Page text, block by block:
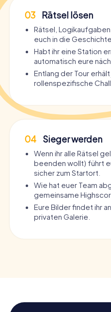
03 Rätsel lösen
Rätsel,
euch in die
Habt ihr eine Station
automatisch eure
Entlang der Tour
rollenspezifische
04 Sieger werden
Wenn ihr alle Rätsel
beenden wollt) führt
sicher zum Startort.
Wie hat euer Team
gemeinsame
Eure Bilder findet ihr
privaten Galerie.